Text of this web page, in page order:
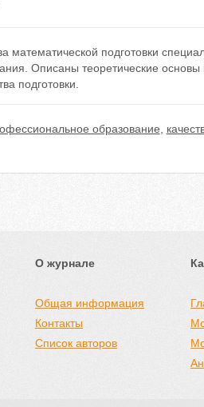
математической подготовки
Описаны теоретические основы
подготовки.
образование
О журнале
Общая информация
Контакты
Список авторов